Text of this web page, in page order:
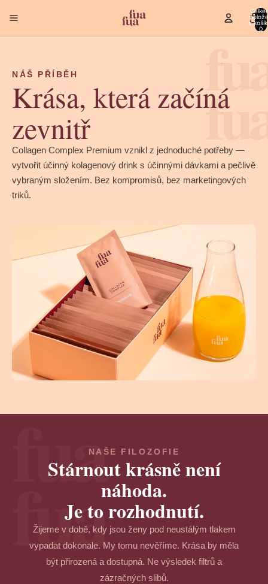
v
0
NÁŠ PŘÍBĚH
Krása, která začíná
zevnitř
Collagen Complex Premium vznikl z jednoduché potřeby —
vytvořit účinný kolagenový drink s účinnými dávkami a pečlivě
vybraným složením. Bez kompromisů, bez marketingových
triků.
fua
fua
NAŠE FILOZOFIE
Stárnout krásně není
náhoda.
Je to rozhodnutí.
Žijeme v době, kdy jsou ženy pod neustálým tlakem
vypadat dokonale. My tomu nevěříme. Krása by měla
být přirozená a dostupná. Ne výsledek filtrů a
zázračných slibů.